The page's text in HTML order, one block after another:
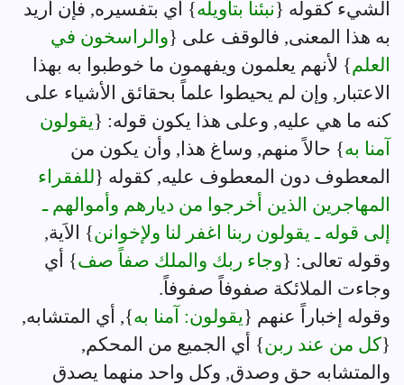
الشيء كقوله {نبئنا بتأويله} أي بتفسيره, فإن أريد
به هذا المعنى, فالوقف على {والراسخون في
العلم} لأنهم يعلمون ويفهمون ما خوطبوا به بهذا
الاعتبار, وإن لم يحيطوا علماً بحقائق الأشياء على
كنه ما هي عليه, وعلى هذا يكون قوله: {يقولون
آمنا به} حالاً منهم, وساغ هذا, وأن يكون من
المعطوف دون المعطوف عليه, كقوله {للفقراء
المهاجرين الذين أخرجوا من ديارهم وأموالهم ـ
إلى قوله ـ يقولون ربنا اغفر لنا ولإخوانن} الاَية,
وقوله تعالى: {وجاء ربك والملك صفاً صف} أي
وجاءت الملائكة صفوفاً صفوفاً.
وقوله إخباراً عنهم {يقولون: آمنا به}, أي المتشابه,
{كل من عند ربن} أي الجميع من المحكم,
والمتشابه حق وصدق, وكل واحد منهما يصدق